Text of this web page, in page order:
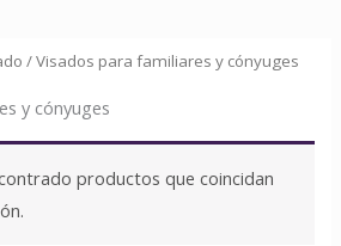
/ Visados para familiares y cónyuges
y cónyuges
productos que coincidan